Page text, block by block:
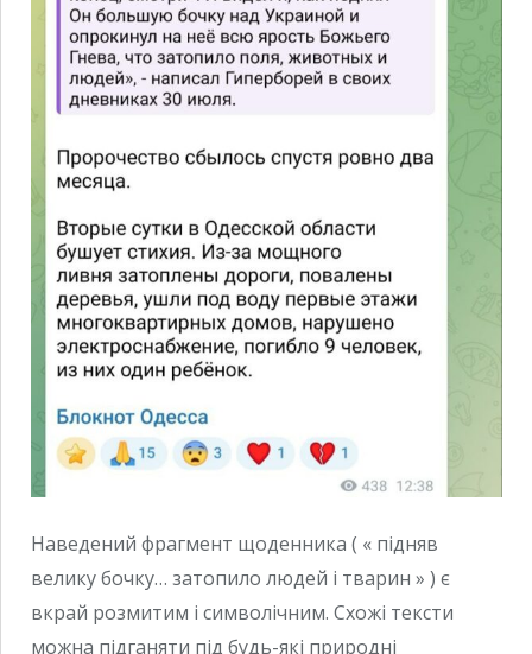
Наведений фрагмент щоденника ( « підняв
велику бочку… затопило людей і тварин » ) є
вкрай розмитим і символічним. Схожі тексти
можна підганяти під будь-які природні